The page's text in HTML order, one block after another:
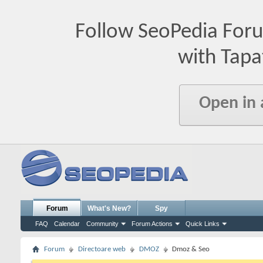
Follow SeoPedia
with
Open in
Forum
FAQ Calendar Community Forum Actions Quick Links
What's New? Spy
Forum Directoare web DMOZ Dmoz & Seo